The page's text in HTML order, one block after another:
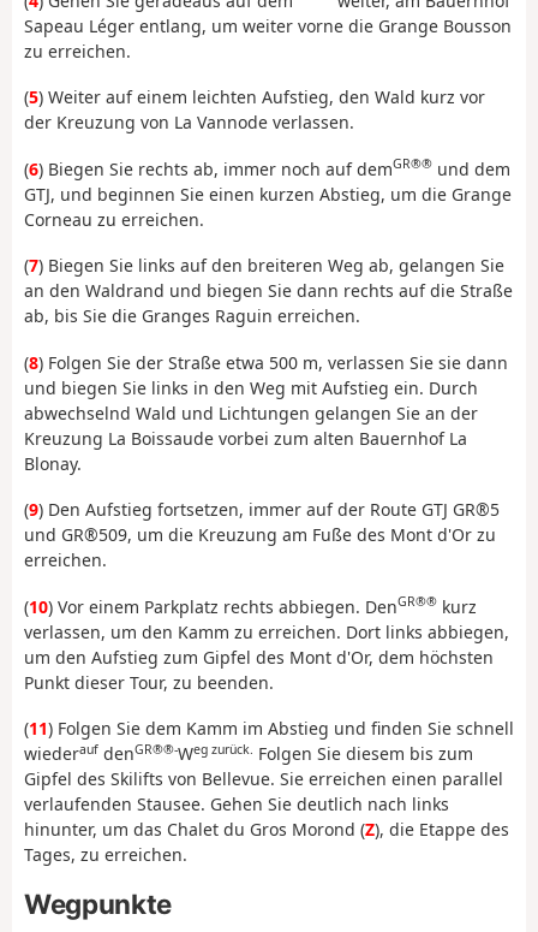
Sapeau Léger entlang, um weiter vorne die Grange Bousson
zu erreichen.
(5) Weiter auf einem leichten Aufstieg, den Wald kurz vor
der Kreuzung von La Vannode verlassen.
(6) Biegen Sie rechts ab, immer noch auf demGR®® und dem
GTJ, und beginnen Sie einen kurzen Abstieg, um die Grange
Corneau zu erreichen.
(7) Biegen Sie links auf den breiteren Weg ab, gelangen Sie
an den Waldrand und biegen Sie dann rechts auf die Straße
ab, bis Sie die Granges Raguin erreichen.
(8) Folgen Sie der Straße etwa 500 m, verlassen Sie sie dann
und biegen Sie links in den Weg mit Aufstieg ein. Durch
abwechselnd Wald und Lichtungen gelangen Sie an der
Kreuzung La Boissaude vorbei zum alten Bauernhof La
Blonay.
(9) Den Aufstieg fortsetzen, immer auf der Route GTJ GR®5
und GR®509, um die Kreuzung am Fuße des Mont d'Or zu
erreichen.
(10) Vor einem Parkplatz rechts abbiegen. DenGR®® kurz
verlassen, um den Kamm zu erreichen. Dort links abbiegen,
um den Aufstieg zum Gipfel des Mont d'Or, dem höchsten
Punkt dieser Tour, zu beenden.
(11) Folgen Sie dem Kamm im Abstieg und finden Sie schnell
wiederauf denGR®®-Weg zurück. Folgen Sie diesem bis zum
Gipfel des Skilifts von Bellevue. Sie erreichen einen parallel
verlaufenden Stausee. Gehen Sie deutlich nach links
hinunter, um das Chalet du Gros Morond (Z), die Etappe des
Tages, zu erreichen.
Wegpunkte